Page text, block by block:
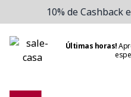
10% de Cashback
Últimas horas!